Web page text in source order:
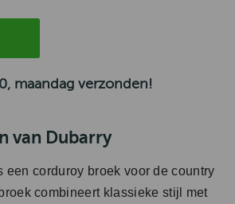
maandag verzonden!
van Dubarry
corduroy broek voor de country
combineert klassieke stijl met